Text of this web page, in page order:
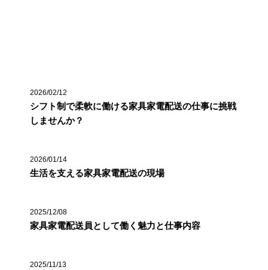
2026/02/12
シフト制で柔軟に働ける家具家電配送の仕事に挑戦
しませんか？
2026/01/14
生活を支える家具家電配送の現場
2025/12/08
家具家電配送員として働く魅力と仕事内容
2025/11/13